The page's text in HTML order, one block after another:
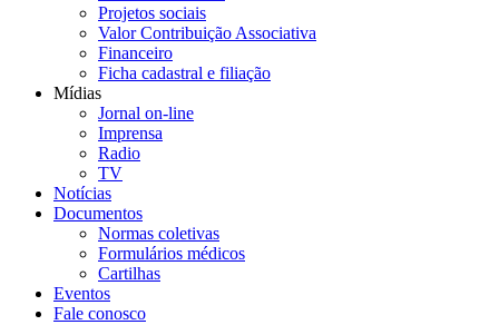
Projetos sociais
Valor Contribuição Associativa
Financeiro
Ficha cadastral e filiação
Mídias
Jornal on-line
Imprensa
Radio
TV
Notícias
Documentos
Normas coletivas
Formulários médicos
Cartilhas
Eventos
Fale conosco